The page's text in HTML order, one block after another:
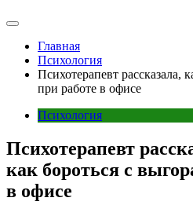
Главная
Психология
Психотерапевт рассказала,
при работе в офисе
Психология
Психотерапевт
как бороться с
в офисе